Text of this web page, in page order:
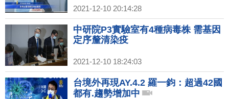
2021-12-10 20:14:28
中研院P3實驗室有4種病毒株 需基因
定序釐清染疫
2021-12-10 18:24:03
台境外再現AY.4.2 羅一鈞：超過42國
都有.趨勢增加中